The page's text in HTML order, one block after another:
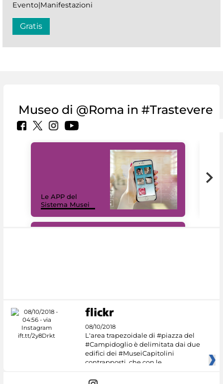
Evento|Manifestazioni
Gratis
Museo di @Roma in #Trastevere
Le APP del
Sistema Musei
08/10/2018
L'area trapezoidale di #piazza del
#Campidoglio è delimitata dai due
edifici dei #MuseiCapitolini
contrapposti, che con le